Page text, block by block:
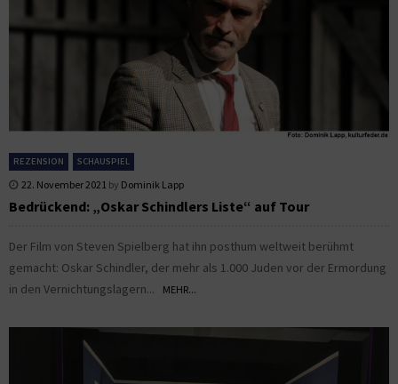
REZENSION SCHAUSPIEL
22. November 2021 by Dominik Lapp
Bedrückend: „Oskar Schindlers Liste“ auf Tour
Der Film von Steven Spielberg hat ihn posthum weltweit berühmt
gemacht: Oskar Schindler, der mehr als 1.000 Juden vor der Ermordung
in den Vernichtungslagern...
MEHR...